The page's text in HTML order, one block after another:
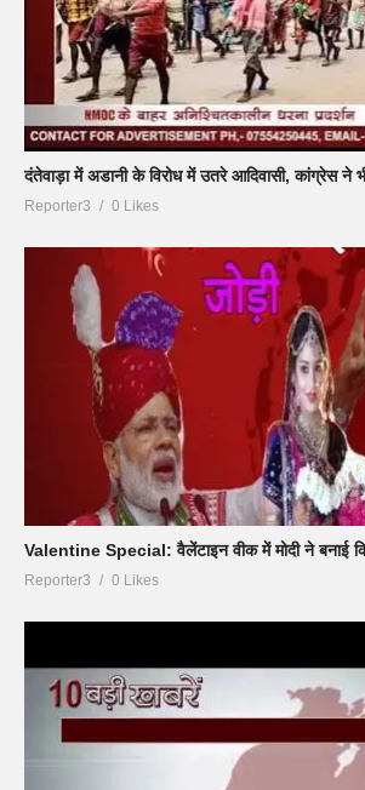
दंतेवाड़ा में अडानी के विरोध में उतरे आदिवासी, कांग्रेस ने
Reporter3 0 Likes
Valentine Special: वैलेंटाइन वीक में मोदी ने बनाई
Reporter3 0 Likes